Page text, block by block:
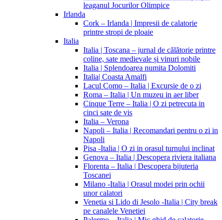
leaganul Jocurilor Olimpice
Irlanda
Cork – Irlanda | Impresii de calatorie
printre stropi de ploaie
Italia
Italia | Toscana – jurnal de călătorie printre
coline, sate medievale și vinuri nobile
Italia | Splendoarea numita Dolomiti
Italia| Coasta Amalfi
Lacul Como – Italia | Excursie de o zi
Roma – Italia | Un muzeu in aer liber
Cinque Terre – Italia | O zi petrecuta in
cinci sate de vis
Italia – Verona
Napoli – Italia | Recomandari pentru o zi in
Napoli
Pisa -Italia | O zi in orasul turnului inclinat
Genova – Italia | Descopera riviera italiana
Florenta – Italia | Descopera bijuteria
Toscanei
Milano -Italia | Orasul modei prin ochii
unor calatori
Venetia si Lido di Jesolo -Italia | City break
pe canalele Venetiei